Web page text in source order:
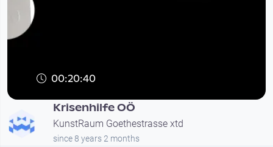
00:20:40
Krisenhilfe OÖ
KunstRaum Goethestrasse xtd
since 8 years 2 months